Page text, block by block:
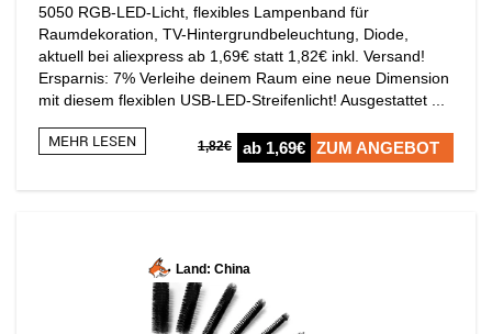
5050 RGB-LED-Licht, flexibles Lampenband für
Raumdekoration, TV-Hintergrundbeleuchtung, Diode,
aktuell bei aliexpress ab 1,69€ statt 1,82€ inkl. Versand!
Ersparnis: 7% Verleihe deinem Raum eine neue Dimension
mit diesem flexiblen USB-LED-Streifenlicht! Ausgestattet ...
MEHR LESEN 1,82€ ab 1,69€ ZUM ANGEBOT
Land: China